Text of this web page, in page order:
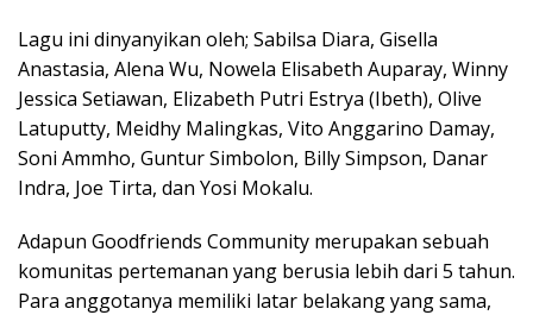
Lagu ini dinyanyikan oleh; Sabilsa Diara, Gisella
Anastasia, Alena Wu, Nowela Elisabeth Auparay, Winny
Jessica Setiawan, Elizabeth Putri Estrya (Ibeth), Olive
Latuputty, Meidhy Malingkas, Vito Anggarino Damay,
Soni Ammho, Guntur Simbolon, Billy Simpson, Danar
Indra, Joe Tirta, dan Yosi Mokalu.
Adapun Goodfriends Community merupakan sebuah
komunitas pertemanan yang berusia lebih dari 5 tahun.
Para anggotanya memiliki latar belakang yang sama,